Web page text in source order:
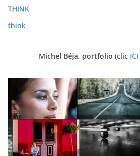
THINK
think
Michel Béja, portfolio (clic ICI